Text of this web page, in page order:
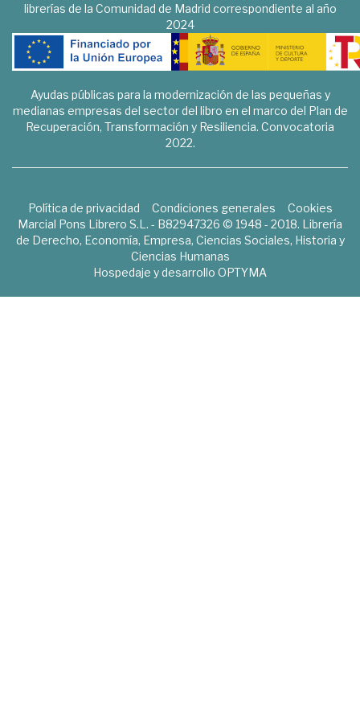
librerías de la Comunidad de Madrid correspondiente al año
2024
Ayudas públicas para la modernización de las pequeñas y
medianas empresas del sector del libro en el marco del Plan de
Recuperación, Transformación y Resiliencia. Convocatoria
2022.
Política de privacidad Condiciones generales
Cookies
Marcial Pons Librero S.L. - B82947326 © 1948 - 2018. Librería
de Derecho, Economía, Empresa, Ciencias Sociales, Historia y
Ciencias Humanas
Hospedaje y desarrollo OPTYMA